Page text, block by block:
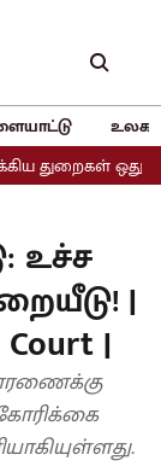
உச்ச
|
Court |